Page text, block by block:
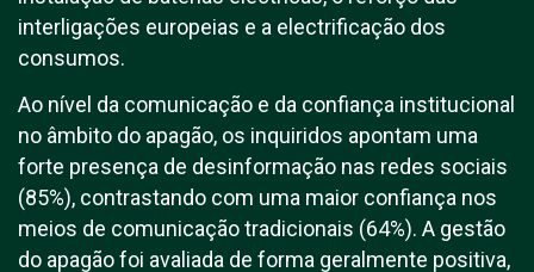
interligações europeias e a electrificação dos
consumos.
Ao nível da comunicação e da confiança institucional
no âmbito do apagão, os inquiridos apontam uma
forte presença de desinformação nas redes sociais
(85%), contrastando com uma maior confiança nos
meios de comunicação tradicionais (64%). A gestão
do apagão foi avaliada de forma geralmente positiva,